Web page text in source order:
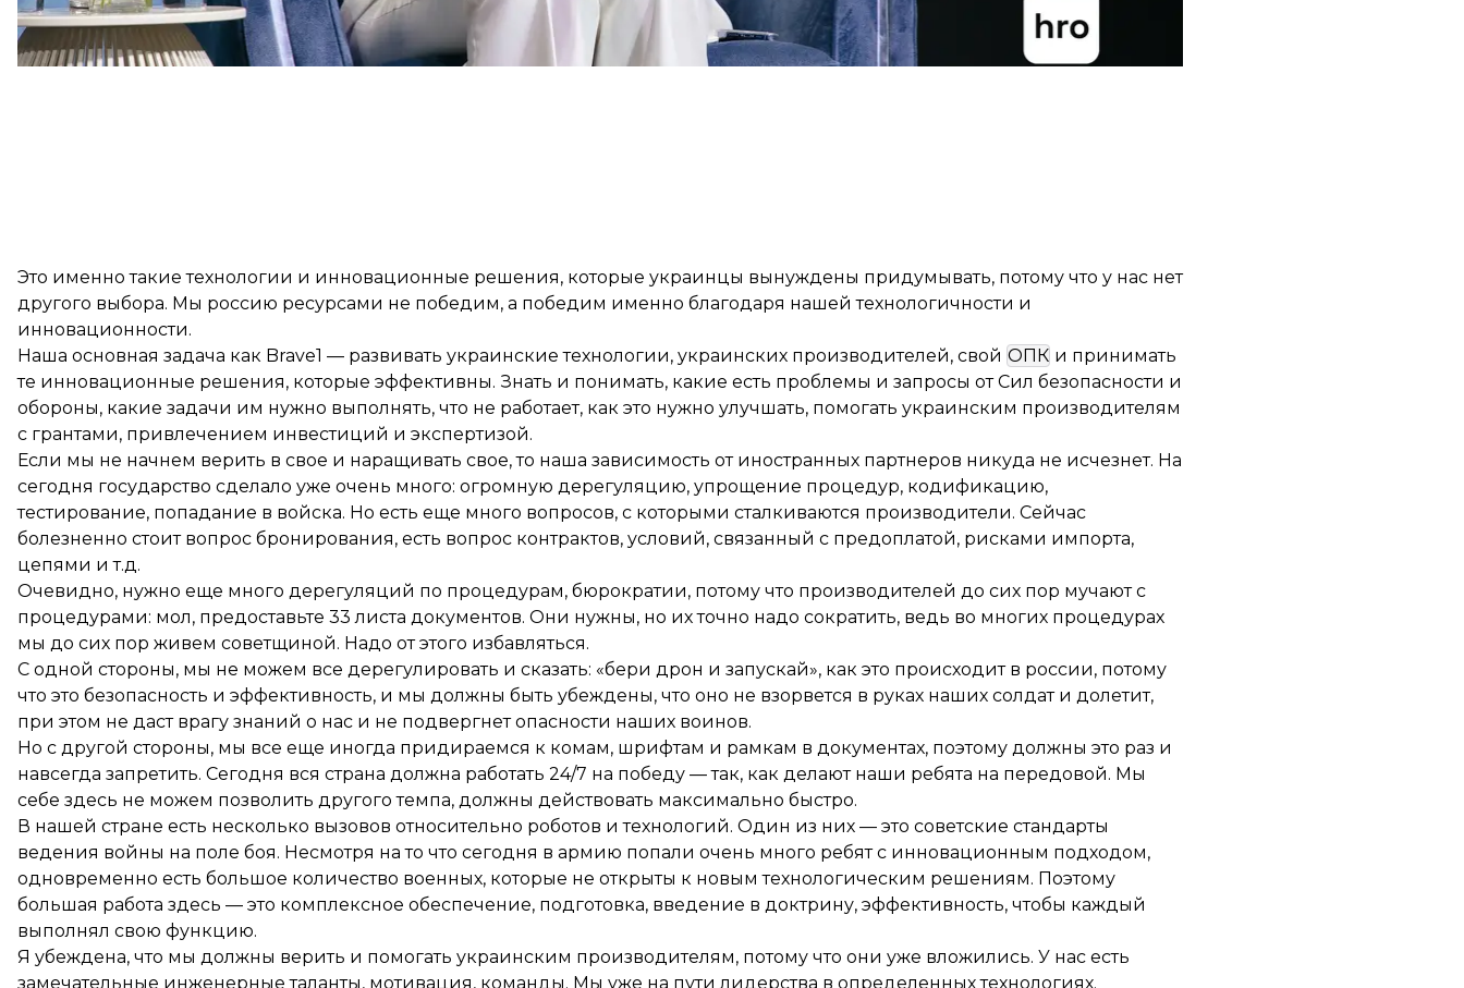
Это именно такие технологии и инновационные решения, которые украинцы вынуждены придумывать, потому что у нас нет
другого выбора. Мы россию ресурсами не победим, а победим именно благодаря нашей технологичности и
инновационности.
Наша основная задача как Brave1 — развивать украинские технологии, украинских производителей, свой ОПК и принимать
те инновационные решения, которые эффективны. Знать и понимать, какие есть проблемы и запросы от Сил безопасности и
обороны, какие задачи им нужно выполнять, что не работает, как это нужно улучшать, помогать украинским производителям
с грантами, привлечением инвестиций и экспертизой.
Если мы не начнем верить в свое и наращивать свое, то наша зависимость от иностранных партнеров никуда не исчезнет. На
сегодня государство сделало уже очень много: огромную дерегуляцию, упрощение процедур, кодификацию,
тестирование, попадание в войска. Но есть еще много вопросов, с которыми сталкиваются производители. Сейчас
болезненно стоит вопрос бронирования, есть вопрос контрактов, условий, связанный с предоплатой, рисками импорта,
цепями и т.д.
Очевидно, нужно еще много дерегуляций по процедурам, бюрократии, потому что производителей до сих пор мучают с
процедурами: мол, предоставьте 33 листа документов. Они нужны, но их точно надо сократить, ведь во многих процедурах
мы до сих пор живем советщиной. Надо от этого избавляться.
С одной стороны, мы не можем все дерегулировать и сказать: «бери дрон и запускай», как это происходит в россии, потому
что это безопасность и эффективность, и мы должны быть убеждены, что оно не взорвется в руках наших солдат и долетит,
при этом не даст врагу знаний о нас и не подвергнет опасности наших воинов.
Но с другой стороны, мы все еще иногда придираемся к комам, шрифтам и рамкам в документах, поэтому должны это раз и
навсегда запретить. Сегодня вся страна должна работать 24/7 на победу — так, как делают наши ребята на передовой. Мы
себе здесь не можем позволить другого темпа, должны действовать максимально быстро.
В нашей стране есть несколько вызовов относительно роботов и технологий. Один из них — это советские стандарты
ведения войны на поле боя. Несмотря на то что сегодня в армию попали очень много ребят с инновационным подходом,
одновременно есть большое количество военных, которые не открыты к новым технологическим решениям. Поэтому
большая работа здесь — это комплексное обеспечение, подготовка, введение в доктрину, эффективность, чтобы каждый
выполнял свою функцию.
Я убеждена, что мы должны верить и помогать украинским производителям, потому что они уже вложились. У нас есть
замечательные инженерные таланты, мотивация, команды. Мы уже на пути лидерства в определенных технологиях.